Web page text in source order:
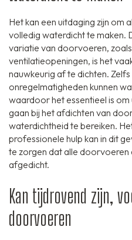
Het kan een uitdaging zijn om
volledig waterdicht te maken.
variatie van doorvoeren,
ventilatieopeningen, is het
nauwkeurig af te dichten.
onregelmatigheden kunnen
waardoor het essentieel is
gaan bij het afdichten van
waterdichtheid te bereiken.
professionele hulp kan in dit
te zorgen dat alle
afgedicht.
Kan tijdrovend zijn,
doorvoeren